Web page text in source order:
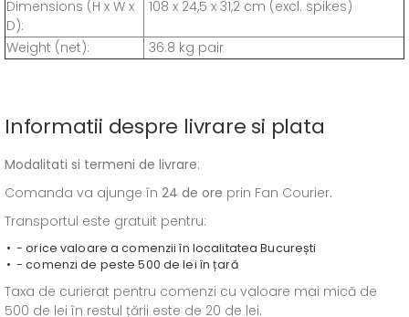
Dimensions (H x W x
D):
108 x 24,5 x 31,2 cm (excl. spikes)
Weight (net): 36.8 kg pair
Informatii despre livrare si plata
Modalitati si termeni de livrare:
Comanda va ajunge în 24 de ore prin Fan Courier.
Transportul este gratuit pentru:
- orice valoare a comenzii în localitatea București
- comenzi de peste 500 de lei în țară
Taxa de curierat pentru comenzi cu valoare mai mică de
500 de lei în restul țării este de 20 de lei.